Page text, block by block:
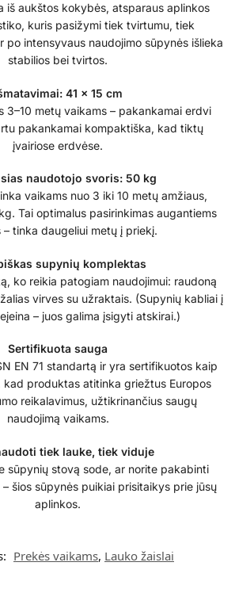
iš aukštos kokybės, atsparaus aplinkos
kuris pasižymi tiek tvirtumu, tiek
po intensyvaus naudojimo sūpynės išlieka
stabilios bei tvirtos.
41 x 15 cm
3–10 metų vaikams – pakankamai erdvi
pakankamai kompaktiška, kad tiktų
įvairiose erdvėse.
naudotojo svoris: 50 kg
vaikams nuo 3 iki 10 metų amžiaus,
Tai optimalus pasirinkimas augantiems
– tinka daugeliui metų į priekį.
supynių komplektas
ko reikia patogiam naudojimui: raudoną
virves su užraktais. (Supynių kabliai į
– juos galima įsigyti atskirai.)
Sertifikuota sauga
EN 71 standartą ir yra sertifikuotos kaip
kad produktas atitinka griežtus Europos
reikalavimus, užtikrinančius saugų
naudojimą vaikams.
tiek lauke, tiek viduje
sūpynių stovą sode, ar norite pakabinti
šios sūpynės puikiai prisitaikys prie jūsų
aplinkos.
Prekės vaikams, Lauko žaislai